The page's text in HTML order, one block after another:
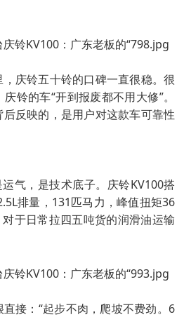
庆铃五十铃的口碑一直很稳。很
铃的车“开到报废都不用大修”。
反映的，是用户对这款车可靠性
气，是技术底子。庆铃KV100搭
排量，131匹马力，峰值扭矩36
于日常拉四五吨货的润滑油运输
接：“起步不肉，爬坡不费劲。6